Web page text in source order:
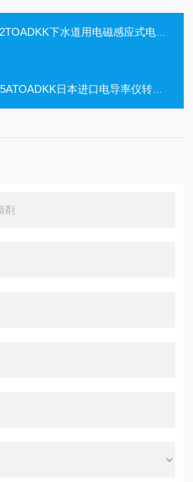
下水道用电磁感应式电导率仪转换器
日本进口电导率仪转换器